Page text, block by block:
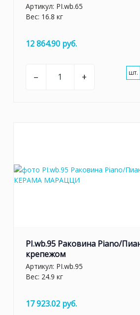
Артикул: PI.wb.65
Вес: 16.8 кг
12 864.90 руб.
– + шт.
PI.wb.95 Раковина Piano/
крепежом
Артикул: PI.wb.95
Вес: 24.9 кг
17 923.02 руб.